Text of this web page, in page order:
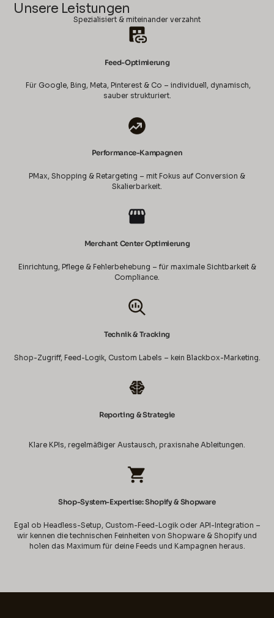
Unsere Leistungen
Spezialisiert & miteinander verzahnt
Feed-Optimierung
Für Google, Bing, Meta, Pinterest & Co – individuell, dynamisch,
sauber strukturiert.
Performance-Kampagnen
PMax, Shopping & Retargeting – mit Fokus auf Conversion &
Skalierbarkeit.
Merchant Center Optimierung
Einrichtung, Pflege & Fehlerbehebung – für maximale Sichtbarkeit &
Compliance.
Technik & Tracking
Shop-Zugriff, Feed-Logik, Custom Labels – kein Blackbox-Marketing.
Reporting & Strategie
Klare KPIs, regelmäßiger Austausch, praxisnahe Ableitungen.
Shop-System-Expertise: Shopify & Shopware
Egal ob Headless-Setup, Custom-Feed-Logik oder API-Integration –
wir kennen die technischen Feinheiten von Shopware & Shopify und
holen das Maximum für deine Feeds und Kampagnen heraus.